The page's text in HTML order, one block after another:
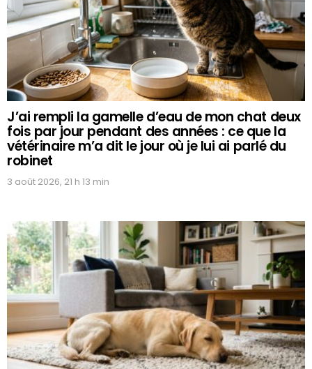
J’ai rempli la gamelle d’eau de mon chat deux
fois par jour pendant des années : ce que la
vétérinaire m’a dit le jour où je lui ai parlé du
robinet
3 août 2026, 21 h 13 min